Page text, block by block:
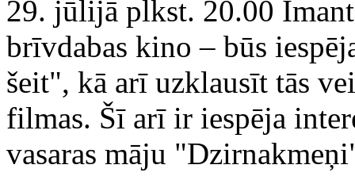
29. jūlijā plkst. 20.00
brīvdabas kino – būs
šeit", kā arī uzklausīt tās
filmas. Šī arī ir iespēja
vasaras māju